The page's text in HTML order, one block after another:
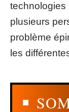
technologies
plusieurs
problème
les